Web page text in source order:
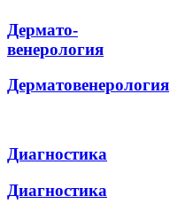
Дермато-
венерология
Дерматовенерология
Диагностика
Диагностика